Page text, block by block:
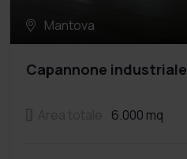
Mantova
Capannone industriale
6.000 mq